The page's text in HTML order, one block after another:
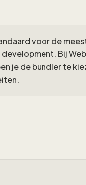
voor de
development. Bij
je de bundler te